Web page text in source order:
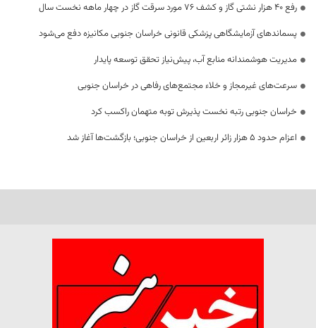
رفع 40 هزار نشتی گاز و کشف 76 مورد سرقت گاز در چهار ماهه نخست سال
پسماندهای آزمایشگاهی پزشکی قانونی خراسان جنوبی مکانیزه دفع می‌شود
مدیریت هوشمندانه منابع آب، پیش‌نیاز تحقق توسعه پایدار
سرعت‌های غیرمجاز و خلاء مجتمع‌های رفاهی در خراسان جنوبی
خراسان جنوبی رتبه نخست پذیرش توبه متهمان راکسب کرد
اعزام حدود 5 هزار زائر اربعین از خراسان جنوبی؛ بازگشت‌ها آغاز شد